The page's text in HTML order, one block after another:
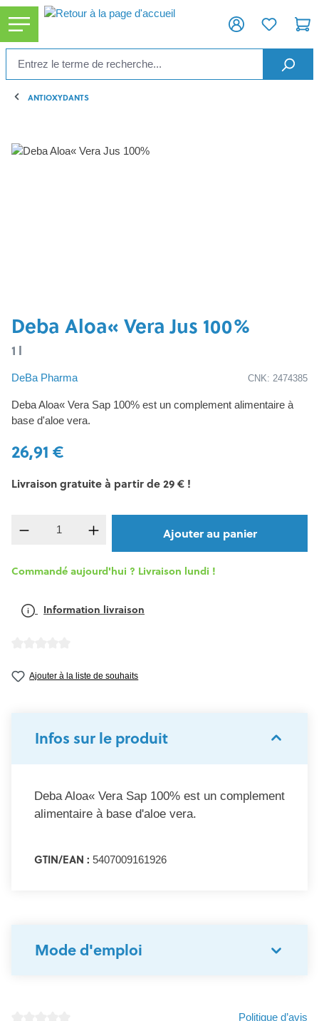
principal
ANTIOXYDANTS
Ignorer la galerie d'images
Deba Aloa« Vera Jus 100%
1 l
DeBa Pharma CNK: 2474385
Deba Aloa« Vera Sap 100% est un complement alimentaire à
base d'aloe vera.
26,91 €
Livraison gratuite à partir de 29 € !
Quantité de produit : Entrez la quantité
Ajouter au panier
Commandé aujourd'hui ? Livraison lundi !
Information livraison
Ajouter à la liste de souhaits
Infos sur le produit
Deba Aloa« Vera Sap 100% est un complement
alimentaire à base d'aloe vera.
GTIN/EAN : 5407009161926
Mode d'emploi
Politique d’avis